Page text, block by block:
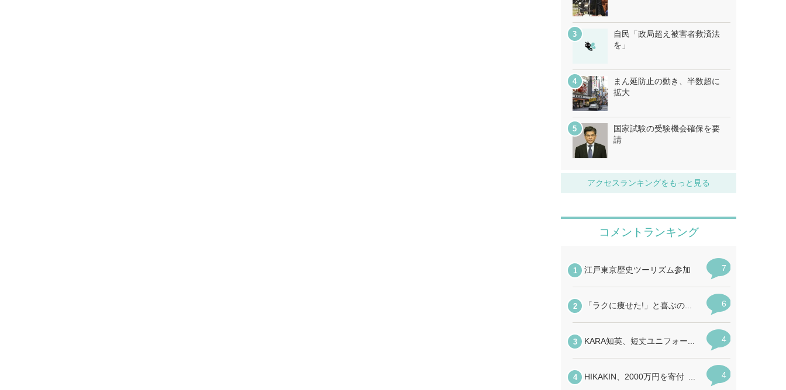
自民「政局超え被害者救済法
を」
まん延防止の動き、半数超に
拡大
国家試験の受験機会確保を要
請
アクセスランキングをもっと見る